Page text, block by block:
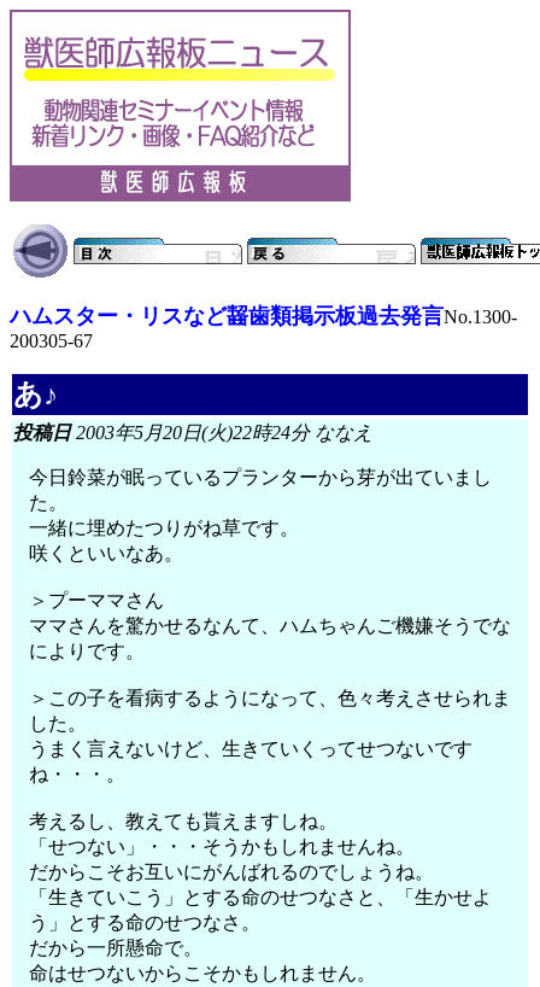
ハムスター・リスなど齧歯類掲示板過去発言No.1300-
200305-67
あ♪
投稿日2003年5月20日(火)22時24分 ななえ
今日鈴菜が眠っているプランターから芽が出ていまし
た。
一緒に埋めたつりがね草です。
咲くといいなあ。
＞プーママさん
ママさんを驚かせるなんて、ハムちゃんご機嫌そうでな
によりです。
＞この子を看病するようになって、色々考えさせられま
した。
うまく言えないけど、生きていくってせつないです
ね・・・。
考えるし、教えても貰えますしね。
「せつない」・・・そうかもしれませんね。
だからこそお互いにがんばれるのでしょうね。
「生きていこう」とする命のせつなさと、「生かせよ
う」とする命のせつなさ。
だから一所懸命で。
命はせつないからこそかもしれません。